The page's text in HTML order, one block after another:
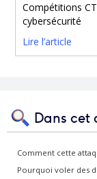
Compétitions
cybersécurité
Lire l’article
Dans cet
Comment cette
Pourquoi voler des